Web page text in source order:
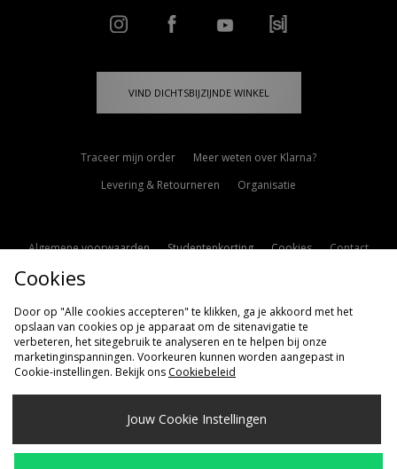
VIND DICHTSBIJZIJNDE WINKEL
Traceer mijn order
Meer weten over Klarna?
Levering & Retourneren
Organisatie
Algemene voorwaarden Studentenkorting Cookies
Contact
Cookie Instellingen
Verzenden Naar
Nederland
Cookies
Door op "Alle cookies accepteren" te klikken, ga je akkoord met het
opslaan van cookies op je apparaat om de sitenavigatie te
verbeteren, het sitegebruik te analyseren en te helpen bij onze
marketinginspanningen. Voorkeuren kunnen worden aangepast in
Cookie-instellingen. Bekijk ons Cookiebeleid
Jouw Cookie Instellingen